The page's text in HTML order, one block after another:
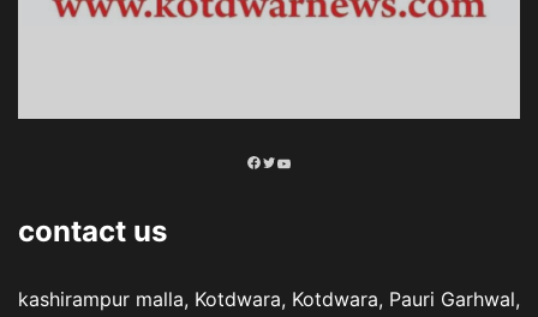
Facebook
Twitter
YouTube
contact us
kashirampur malla, Kotdwara, Kotdwara, Pauri Garhwal,